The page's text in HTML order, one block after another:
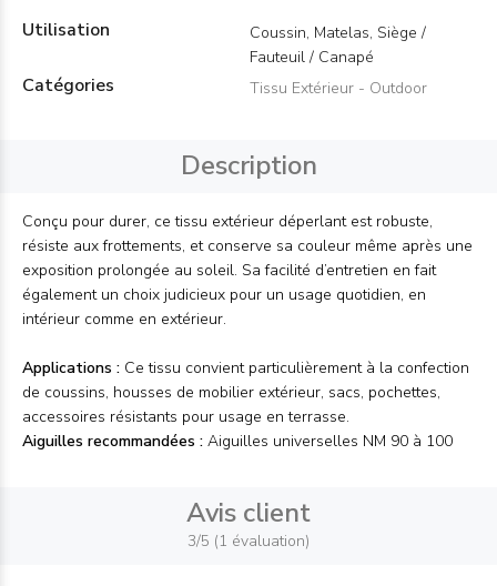
Utilisation
Coussin, Matelas, Siège /
Fauteuil / Canapé
Catégories Tissu Extérieur - Outdoor
Description
Conçu pour durer, ce tissu extérieur déperlant est robuste,
résiste aux frottements, et conserve sa couleur même après une
exposition prolongée au soleil. Sa facilité d’entretien en fait
également un choix judicieux pour un usage quotidien, en
intérieur comme en extérieur.
Applications : Ce tissu convient particulièrement à la confection
de coussins, housses de mobilier extérieur, sacs, pochettes,
accessoires résistants pour usage en terrasse.
Aiguilles recommandées : Aiguilles universelles NM 90 à 100
Avis client
3/5 (1 évaluation)